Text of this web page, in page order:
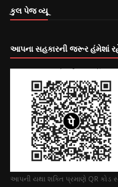
કુલ પેજ વ્યૂ
આપના સહકારની જરૂર હંમેશાં
આપની યથા શક્તિ પ્રમાણે QR કોડ